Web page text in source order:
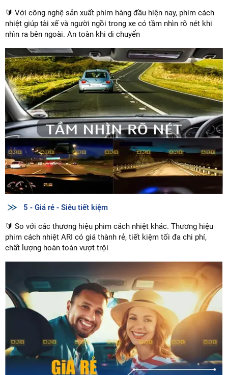
🔰 Với công nghệ sản xuất phim hàng đầu hiện nay, phim cách
nhiệt giúp tài xế và người ngồi trong xe có tầm nhìn rõ nét khi
nhìn ra bên ngoài. An toàn khi di chuyển
5 - Giá rẻ - Siêu tiết kiệm
🔰 So với các thương hiệu phim cách nhiệt khác. Thương hiệu
phim cách nhiệt ARI có giá thành rẻ, tiết kiệm tối đa chi phí,
chất lượng hoàn toàn vượt trội